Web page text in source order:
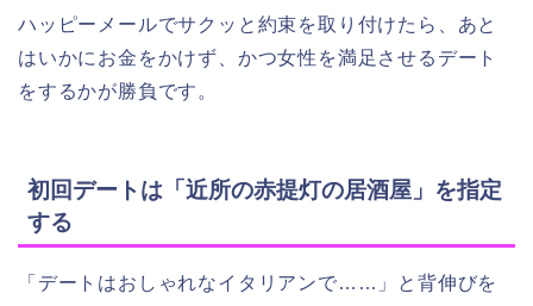
ハッピーメールでサクッと約束を取り付けたら、あと
はいかにお金をかけず、かつ女性を満足させるデート
をするかが勝負です。
初回デートは「近所の赤提灯の居酒屋」を指定
する
「デートはおしゃれなイタリアンで……」と背伸びを